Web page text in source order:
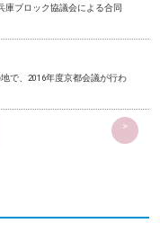
庫ブロック協議会による合同
で、2016年度京都会議が行わ
>